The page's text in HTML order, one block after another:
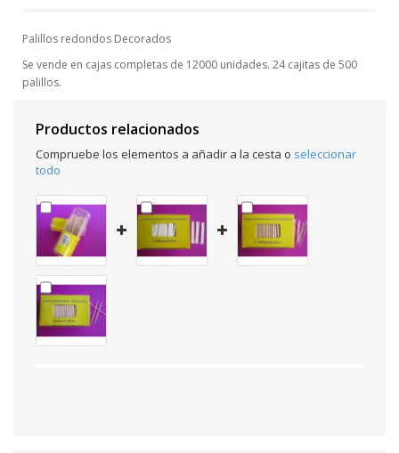
Palillos redondos Decorados
Se vende en cajas completas de 12000 unidades. 24 cajitas de 500
palillos.
Productos relacionados
Compruebe los elementos a añadir a la cesta o seleccionar
todo